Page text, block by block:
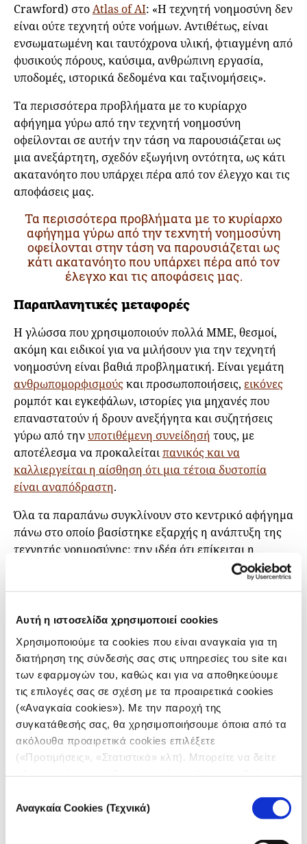
Αυτή η ιστοσελίδα χρησιμοποιεί cookies
Χρησιμοποιούμε τα cookies που είναι αναγκαία για τη
διατήρηση της σύνδεσής σας στις υπηρεσίες του site και
των εφαρμογών του, καθώς και για να αποθηκεύουμε
τις επιλογές σας σε σχέση με τα προαιρετικά cookies
(«Αναγκαία cookies»). Με την παροχή της
συγκατάθεσής σας, θα χρησιμοποιήσουμε όποια από τα
ακόλουθα προαιρετικά cookies επιλέξετε
(«Προτιμήσεις», «Στατιστικά» κλπ). Μπορείτε να δείτε
συγκατάθεσης
Αναγκαία Cookies (Τεχνικά)
Crawford) στοAtlas of AI: «Η τεχνητή νοημοσύνη δεν
είναι ούτε τεχνητή ούτε νοήμων. Αντιθέτως, είναι
ενσωματωμένη και ταυτόχρονα υλική, φτιαγμένη από
φυσικούς πόρους, καύσιμα, ανθρώπινη εργασία,
υποδομές, ιστορικά δεδομένα και ταξινομήσεις».
Τα περισσότερα προβλήματα με το κυρίαρχο
αφήγημα γύρω από την τεχνητή νοημοσύνη
οφείλονται σε αυτήν την τάση να παρουσιάζεται ως
μια ανεξάρτητη, σχεδόν εξωγήινη οντότητα, ως κάτι
ακατανόητο που υπάρχει πέρα από τον έλεγχο και τις
αποφάσεις μας.
Τα περισσότερα προβλήματα με το κυρίαρχο
αφήγημα γύρω από την τεχνητή νοημοσύνη
οφείλονται στην τάση να παρουσιάζεται ως
κάτι ακατανόητο που υπάρχει πέρα από τον
έλεγχο και τις αποφάσεις μας.
Παραπλανητικές μεταφορές
Η γλώσσα που χρησιμοποιούν πολλά ΜΜΕ, θεσμοί,
ακόμη και ειδικοί για να μιλήσουν για την τεχνητή
νοημοσύνη είναι βαθιά προβληματική. Είναι γεμάτη
ανθρωπομορφισμούςκαι προσωποποιήσεις, εικόνες
ρομπότ και εγκεφάλων, ιστορίες για μηχανές που
επαναστατούν ή δρουν ανεξήγητα και συζητήσεις
γύρω από τηνυποτιθέμενη συνείδησή τους, με
αποτέλεσμα να προκαλείταιπανικός και να
καλλιεργείται η αίσθηση ότι μια τέτοια δυστοπία
είναι αναπόδραστη.
Όλα τα παραπάνω συγκλίνουν στο κεντρικό αφήγημα
πάνω στο οποίο βασίστηκε εξαρχής η ανάπτυξη της
τεχνητής νοημοσύνης: την ιδέα ότι επίκειται η
ανάπτυξη μιας γενικής τεχνητής νοημοσύνης
(artificial general intelligence, AGI), μιας ανθρώπινης
πρόκειται να αλλάξει ριζικά τον κόσμο, ενδεχομένως
και το ανθρώπινο είδος. Εταιρείες όπως η
Microsoft
και η OpenAI, καθώς και τεχνολογικές
προσωπικότητες όπως ο Ίλον Μασκ, προβλέπουν εδώ
και καιρό ότι το επόμενο σημαντικό ορόσημοθα είναι
η ανάπτυξη της γενικής τεχνητής νοημοσύνης.
Η αλήθεια, ωστόσο, είναι ότι δεν είναι καθόλου
ξεκάθαρο πώς ακριβώς θα φτάσουμε εκεί ή ακόμα
και αν θα τα καταφέρουμε.
Media Hat: A good month to try something new